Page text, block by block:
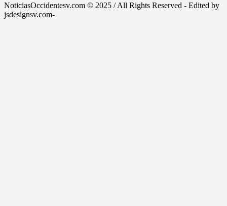
NoticiasOccidentesv.com © 2025 / All Rights Reserved - Edited by
jsdesignsv.com-